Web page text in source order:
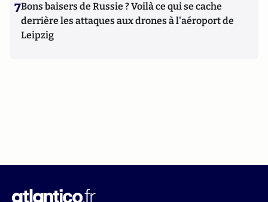
7Bons baisers de Russie ? Voilà ce qui se cache
derrière les attaques aux drones à l'aéroport de
Leipzig